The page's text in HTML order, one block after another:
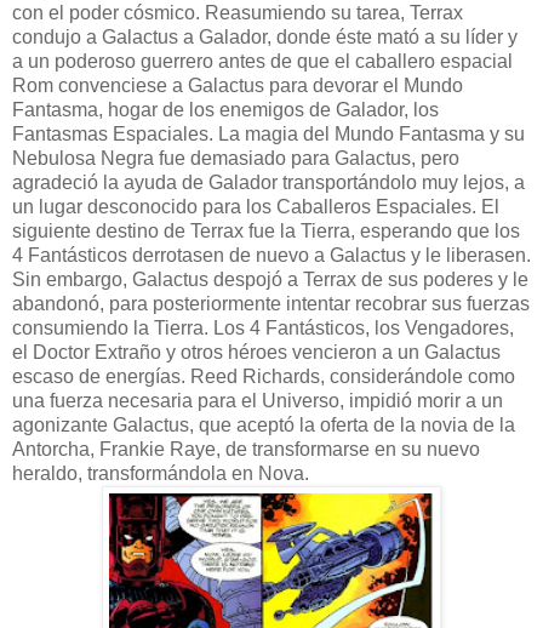
con el poder cósmico. Reasumiendo su tarea, Terrax
condujo a Galactus a Galador, donde éste mató a su líder y
a un poderoso guerrero antes de que el caballero espacial
Rom convenciese a Galactus para devorar el Mundo
Fantasma, hogar de los enemigos de Galador, los
Fantasmas Espaciales. La magia del Mundo Fantasma y su
Nebulosa Negra fue demasiado para Galactus, pero
agradeció la ayuda de Galador transportándolo muy lejos, a
un lugar desconocido para los Caballeros Espaciales. El
siguiente destino de Terrax fue la Tierra, esperando que los
4 Fantásticos derrotasen de nuevo a Galactus y le liberasen.
Sin embargo, Galactus despojó a Terrax de sus poderes y le
abandonó, para posteriormente intentar recobrar sus fuerzas
consumiendo la Tierra. Los 4 Fantásticos, los Vengadores,
el Doctor Extraño y otros héroes vencieron a un Galactus
escaso de energías. Reed Richards, considerándole como
una fuerza necesaria para el Universo, impidió morir a un
agonizante Galactus, que aceptó la oferta de la novia de la
Antorcha, Frankie Raye, de transformarse en su nuevo
heraldo, transformándola en Nova.